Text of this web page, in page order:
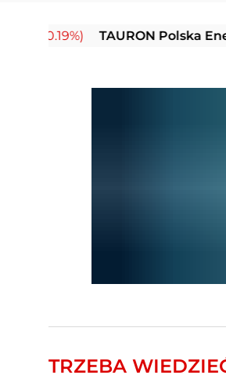
TAURON Polska Energia S.A.
TRZEBA